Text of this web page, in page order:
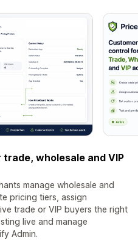
wholesale and VIP
manage wholesale and
pricing tiers, assign
trade or VIP buyers the right
live and manage
Admin.